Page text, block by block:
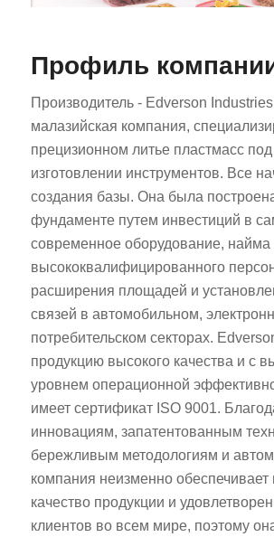
Профиль
Производитель - Edverson
малазийская компания,
прецизионном литье пластмасс
изготовлении инструментов. Все
создания базы. Она была
фундаменте путем инвестиций в
современное оборудование, найма
высококвалифицированного
расширения площадей и
связей в автомобильном,
потребительском секторах.
продукцию высокого качества и с
уровнем операционной
имеет сертификат ISO 9001.
инновациям, запатентованным
бережливым методологиям и
компания неизменно
качество продукции и
клиентов во всем мире, поэтому